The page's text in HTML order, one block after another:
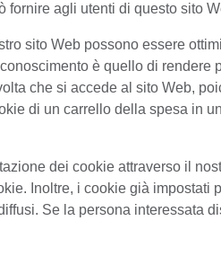
agli utenti di questo sito
sito Web possono essere
è quello di
che si accede al sito Web,
di un carrello della spesa in
dei cookie attraverso il
Inoltre, i cookie già
Se la persona